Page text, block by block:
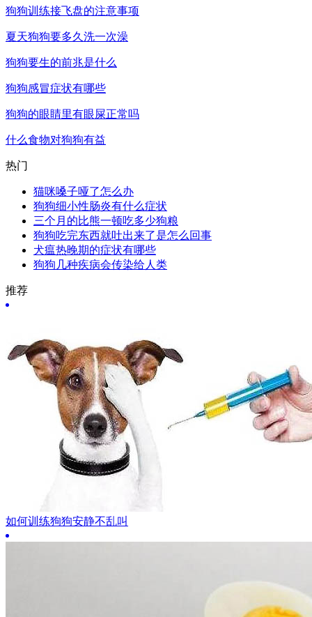
狗狗训练接飞盘的注意事项
夏天狗狗要多久洗一次澡
狗狗要生的前兆是什么
狗狗感冒症状有哪些
狗狗的眼睛里有眼屎正常吗
什么食物对狗狗有益
热门
猫咪嗓子哑了怎么办
狗狗细小性肠炎有什么症状
三个月的比熊一顿吃多少狗粮
狗狗吃完东西就吐出来了是怎么回事
犬瘟热晚期的症状有哪些
狗狗几种疾病会传染给人类
推荐
如何训练狗狗安静不乱叫